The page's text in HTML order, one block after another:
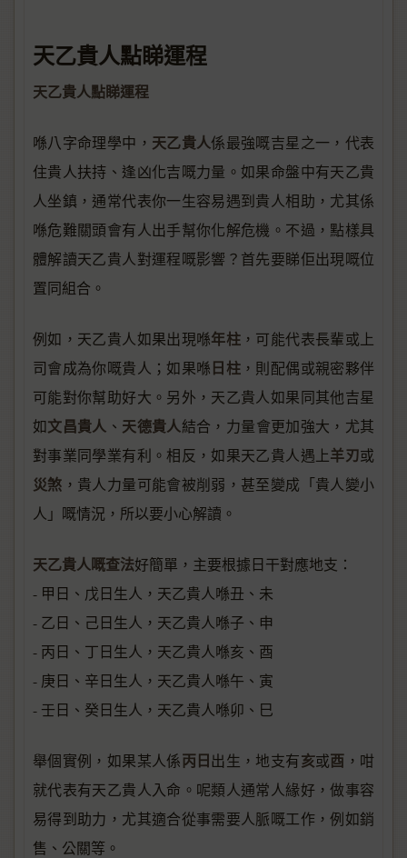
天乙貴人點睇運程
天乙貴人點睇運程
喺八字命理學中， 天乙貴人係最強嘅吉星之一，代表
住貴人扶持、逢凶化吉嘅力量。如果命盤中有天乙貴
人坐鎮，通常代表你一生容易遇到貴人相助，尤其係
喺危難關頭會有人出手幫你化解危機。不過，點樣具
體解讀天乙貴人對運程嘅影響？首先要睇佢出現嘅位
置同組合。
例如，天乙貴人如果出現喺年柱 ，可能代表長輩或上
司會成為你嘅貴人；如果喺日柱 ，則配偶或親密夥伴
可能對你幫助好大。另外，天乙貴人如果同其他吉星
如文昌貴人 、 天德貴人結合，力量會更加強大，尤其
對事業同學業有利。相反，如果天乙貴人遇上羊刃或
災煞 ，貴人力量可能會被削弱，甚至變成「貴人變小
人」嘅情況，所以要小心解讀。
天乙貴人嘅查法好簡單，主要根據日干對應地支：
- 甲日、戊日生人，天乙貴人喺丑、未
- 乙日、己日生人，天乙貴人喺子、申
- 丙日、丁日生人，天乙貴人喺亥、酉
- 庚日、辛日生人，天乙貴人喺午、寅
- 壬日、癸日生人，天乙貴人喺卯、巳
舉個實例，如果某人係丙日出生，地支有亥或酉 ，咁
就代表有天乙貴人入命。呢類人通常人緣好，做事容
易得到助力，尤其適合從事需要人脈嘅工作，例如銷
售、公關等。